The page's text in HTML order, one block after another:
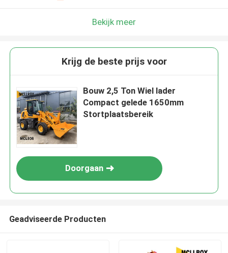
Bekijk meer
Krijg de beste prijs voor
Bouw 2,5 Ton Wiel lader
Compact gelede 1650mm
Stortplaatsbereik
Doorgaan
Geadviseerde Producten